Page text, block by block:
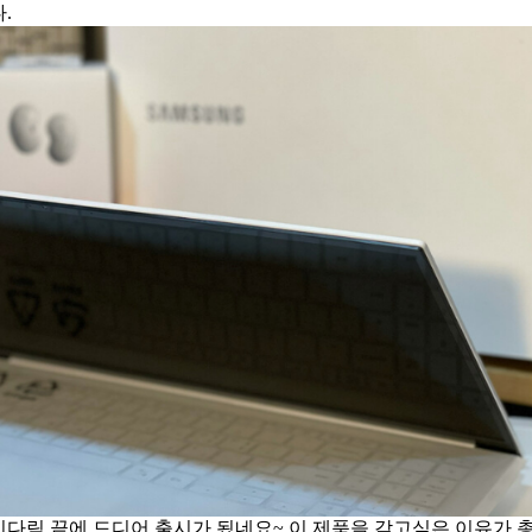
.
다림 끝에 드디어 출시가 됬네요~ 이 제품을 갖고싶은 이유가